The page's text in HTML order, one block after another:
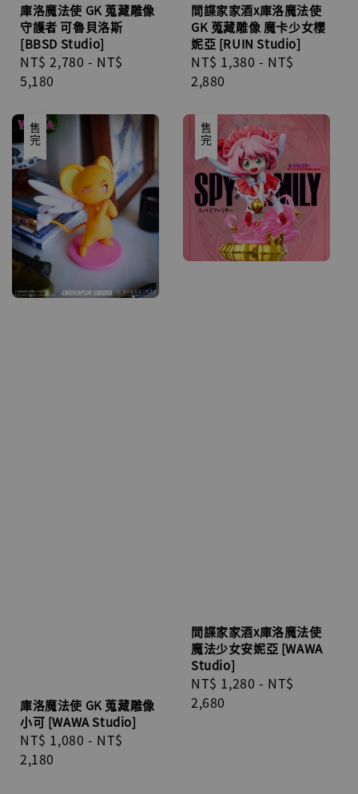
庫洛魔法使 GK 蒐藏雕像
守護者 可魯貝洛斯
[BBSD Studio]
Regular
price
NT$ 2,780 - NT$
5,180
間諜家家酒x庫洛魔法使
GK 蒐藏雕像 魔卡少女櫻
妮亞 [RUIN Studio]
Regular
price
NT$ 1,380 - NT$
2,880
售完
庫洛魔法使 GK 蒐藏雕像
小可 [WAWA Studio]
Regular
price
NT$ 1,080 - NT$
2,180
售完
間諜家家酒x庫洛魔法使
魔法少女安妮亞 [WAWA
Studio]
Regular
price
NT$ 1,280 - NT$
2,680